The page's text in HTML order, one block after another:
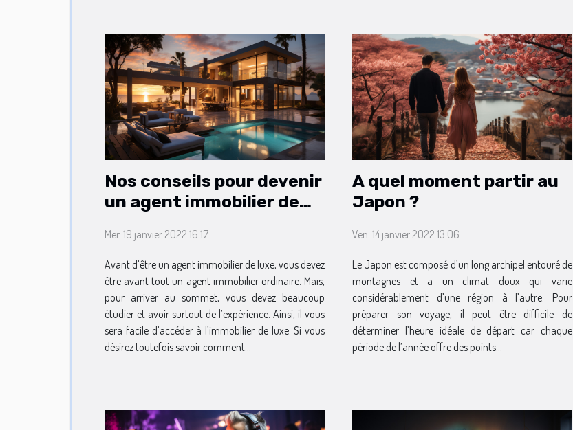
Nos conseils pour devenir
un agent immobilier de
Mer. 19 janvier 2022 16:17
Avant d’être un agent immobilier de luxe, vous devez
être avant tout un agent immobilier ordinaire. Mais,
pour arriver au sommet, vous devez beaucoup
étudier et avoir surtout de l’expérience. Ainsi, il vous
sera facile d’accéder à l’immobilier de luxe. Si vous
désirez toutefois savoir comment...
A quel moment partir au
Japon ?
Ven. 14 janvier 2022 13:06
Le Japon est composé d’un long archipel entouré de
montagnes et a un climat doux qui varie
considérablement d’une région à l’autre. Pour
préparer son voyage, il peut être difficile de
déterminer l’heure idéale de départ car chaque
période de l’année offre des points...